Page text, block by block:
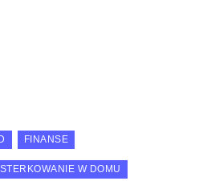
FINANSE
W DOMU